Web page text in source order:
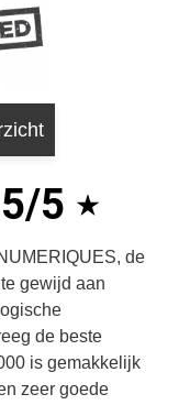
5
de
gewijd aan
de beste
is gemakkelijk
zeer goede